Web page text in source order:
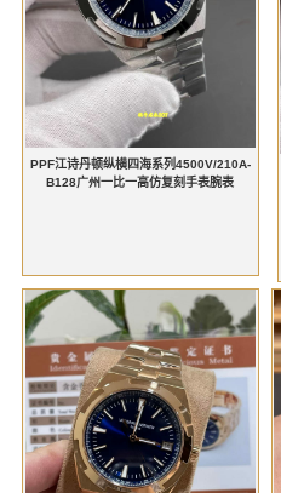
PPF江诗丹顿纵横四海系列4500V/210A-
B128广州一比一高仿复刻手表腕表